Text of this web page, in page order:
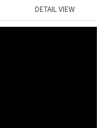
DETAIL VIEW